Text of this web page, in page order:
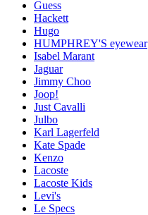
Guess
Hackett
Hugo
HUMPHREY'S eyewear
Isabel Marant
Jaguar
Jimmy Choo
Joop!
Just Cavalli
Julbo
Karl Lagerfeld
Kate Spade
Kenzo
Lacoste
Lacoste Kids
Levi's
Le Specs